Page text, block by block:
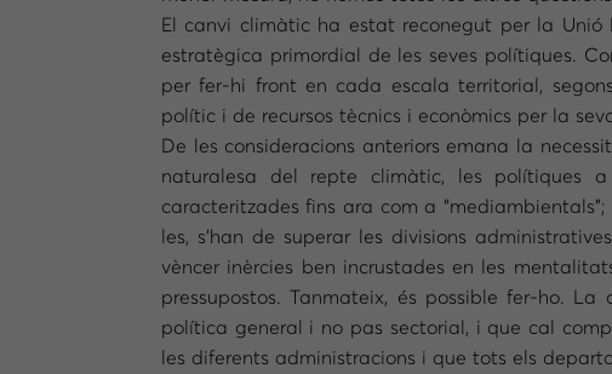
El canvi climàtic ha estat reconegut per la Unió
estratègica primordial de les seves polítiques.
per fer-hi front en cada escala territorial,
polític i de recursos tècnics i econòmics per la
De les consideracions anteriors emana la
naturalesa del repte climàtic, les polítiques
caracteritzades fins ara com a
les, s’han de superar les divisions
vèncer inèrcies ben incrustades en les
pressupostos. Tanmateix, és possible fer-ho.
política general i no pas sectorial, i que cal
les diferents administracions i que tots els